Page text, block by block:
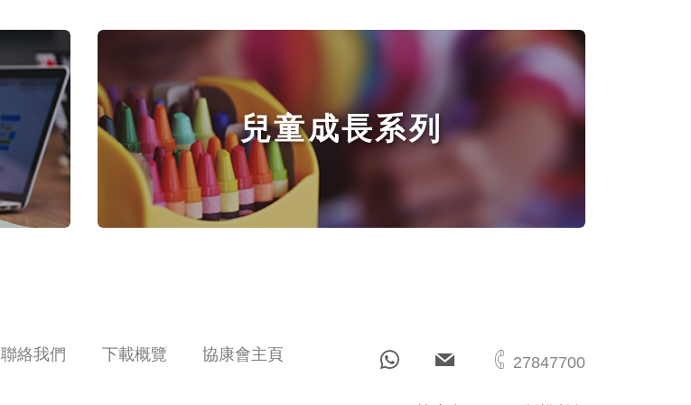
兒童成長系列
聯絡我們 下載概覽 協康會主頁 27847700